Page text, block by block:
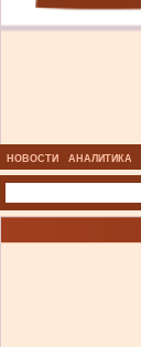
НОВОСТИ АНАЛИТИКА